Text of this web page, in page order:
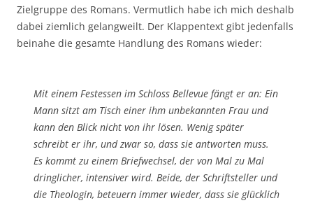
Zielgruppe des Romans. Vermutlich habe ich mich deshalb
dabei ziemlich gelangweilt. Der Klappentext gibt jedenfalls
beinahe die gesamte Handlung des Romans wieder:
Mit einem Festessen im Schloss Bellevue fängt er an: Ein
Mann sitzt am Tisch einer ihm unbekannten Frau und
kann den Blick nicht von ihr lösen. Wenig später
schreibt er ihr, und zwar so, dass sie antworten muss.
Es kommt zu einem Briefwechsel, der von Mal zu Mal
dringlicher, intensiver wird. Beide, der Schriftsteller und
die Theologin, beteuern immer wieder, dass sie glücklich